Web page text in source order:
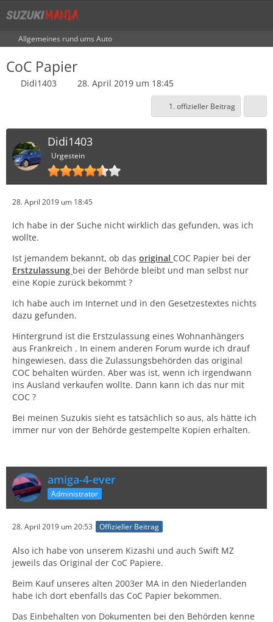
Allgemeines rund ums Auto
CoC Papier
Didi1403 28. April 2019 um 18:45
1. offizieller Beitrag
Didi1403
Urgestein
28. April 2019 um 18:45
Ich habe in der Suche nicht wirklich das gefunden, was ich
wollte.
Ist jemandem bekannt, ob das original COC Papier bei der
Erstzulassung bei der Behörde bleibt und man selbst nur
eine Kopie zurück bekommt ?
Ich habe auch im Internet und in den Gesetzestextes nichts
dazu gefunden.
Hintergrund ist die Erstzulassung eines Wohnanhängers
aus Frankreich . In einem anderen Forum wurde ich drauf
hingewiesen, dass die Zulassungsbehörden das original
COC behalten würden. Aber was ist, wenn ich irgendwann
ins Ausland verkaufen wollte. Dann kann ich das nur mit
COC ?
Bei meinen Suzukis sieht es tatsächlich so aus, als hätte ich
immer nur von der Behörde gestempelte Kopien erhalten.
amiga-4-ever
Administrator
28. April 2019 um 20:53 Offizieller Beitrag
Also ich habe von unserem Kizashi und auch Swift MZ
jeweils das Original der CoC Papiere.
Beim Kauf unseres alten 2003er MA in den Niederlanden
habe ich dort ebenfalls das CoC Papier bekommen.
Das Einbehalten von Dokumenten bei den Behörden kenne